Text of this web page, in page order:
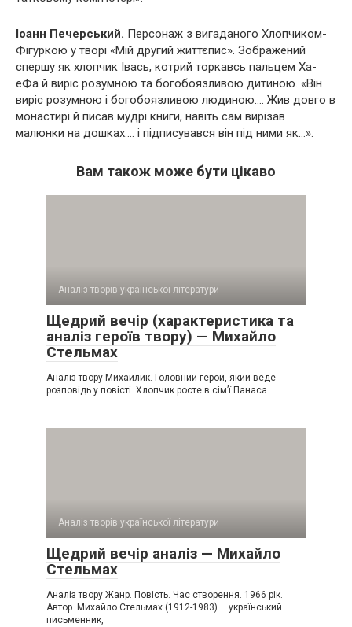
Іоанн Печерський. Персонаж з вигаданого Хлопчиком-
Фігуркою у творі «Мій другий життєпис». Зображений
спершу як хлопчик Івась, котрий торкавсь пальцем Ха-
еФа й виріс розумною та богобоязливою дитиною. «Він
виріс розумною і богобоязливою людиною…. Жив довго в
монастирі й писав мудрі книги, навіть сам вирізав
малюнки на дошках…. і підписувався він під ними як…».
Вам також може бути цікаво
Аналіз творів української літератури
Щедрий вечір (характеристика та
аналіз героїв твору) — Михайло
Стельмах
Аналіз твору Михайлик. Головний герой, який веде
розповідь у повісті. Хлопчик росте в сім’ї Панаса
Аналіз творів української літератури
Щедрий вечір аналіз — Михайло
Стельмах
Аналіз твору Жанр. Повість. Час створення. 1966 рік.
Автор. Михайло Стельмах (1912-1983) – український
письменник,